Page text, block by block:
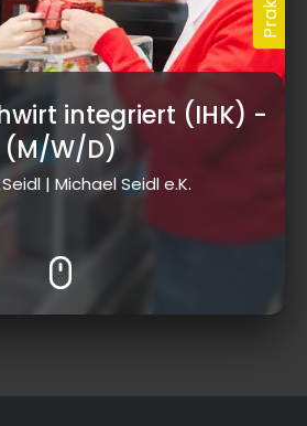
integriert (IHK) -
(M/W/D)
| Michael Seidl e.K.